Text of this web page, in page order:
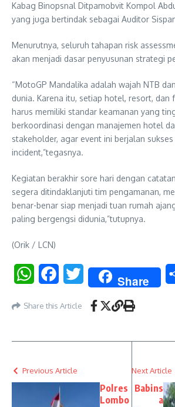
Kabag Binopsnal Ditpamobvit Kompol
yang juga bertindak sebagai Auditor
Menurutnya, seluruh tahapan risk
akan menjadi dasar penyusunan strategi
“MotoGP Mandalika adalah wajah NTB
dunia. Karena itu, setiap hotel, resort, dan
harus memiliki standar keamanan yang
berkoordinasi dengan manajemen hotel
stakeholder, agar event ini berjalan
incident,”tegasnya.
Kegiatan berakhir sore hari dengan
segera ditindaklanjuti tim pengamanan,
benar-benar siap menjadi tuan rumah
paling bergengsi didunia,”tutupnya.
(Orik / LCN)
WhatsAppFacebookTwitter Share
Share this Article
Previous Article
Polres
Lombo
Next Article
Babins
a